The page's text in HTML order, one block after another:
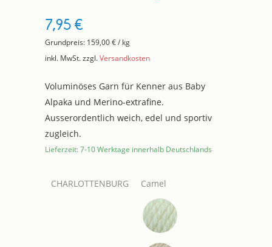
7,95€
Grundpreis: 159,00€/ kg
inkl. MwSt.zzgl.Versandkosten
Voluminöses Garn für Kenner aus Baby
Alpaka und Merino-extrafine.
Ausserordentlich weich, edel und sportiv
zugleich.
Lieferzeit: 7-10 Werktage innerhalb Deutschlands
CHARLOTTENBURG Camel